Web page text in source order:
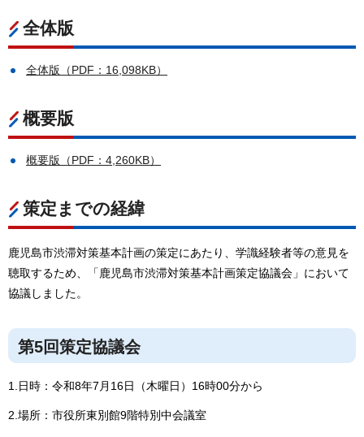
全体版
全体版（PDF：16,098KB）
概要版
概要版（PDF：4,260KB）
策定までの経緯
鹿児島市渋滞対策基本計画の策定にあたり、学識経験者等の意見を
聴取するため、「鹿児島市渋滞対策基本計画策定協議会」において
協議しました。
第5回策定協議会
1.日時：令和8年7月16日（木曜日）16時00分から
2.場所：市役所東別館9階特別中会議室